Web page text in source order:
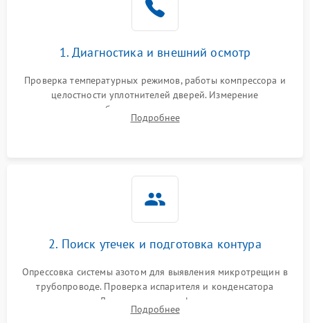
работе
2000 ₽ Подробнее →
1000 ₽
1800 ₽
1. Диагностика и внешний осмотр
Проверка температурных режимов, работы компрессора и
целостности уплотнителей дверей. Измерение
сопротивления обмоток мотора, проверка термостата и
считывание кодов ошибок с электронного дисплея.
Подробнее
2. Поиск утечек и подготовка контура
Опрессовка системы азотом для выявления микротрещин в
трубопроводе. Проверка испарителя и конденсатора
течеискателем. Демонтаж старого фильтра-осушителя и
продувка капиллярной трубки для устранения засоров.
Подробнее